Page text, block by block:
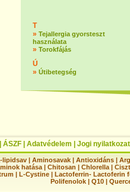
T
» Tejallergia gyorsteszt
használata
» Torokfájás
Ú
» Útibetegség
ÁSZF Adatvédelem Jogi nyilatkozat
lipidsav |Aminosavak |Antioxidáns |
hatása | Chitosan | Chlorella |
| L-Cystine | Lactoferrin- Lactoferin
Polifenolok |Q10 |